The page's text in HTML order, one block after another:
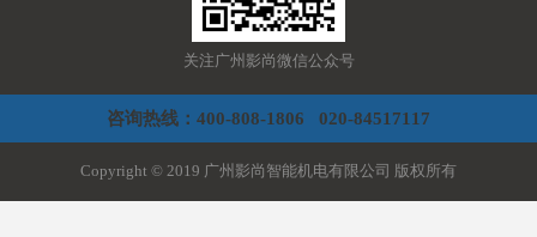
关注广州影尚微信公众号
咨询热线：400-808-1806 020-84517117
Copyright © 2019 广州影尚智能机电有限公司 版权所有